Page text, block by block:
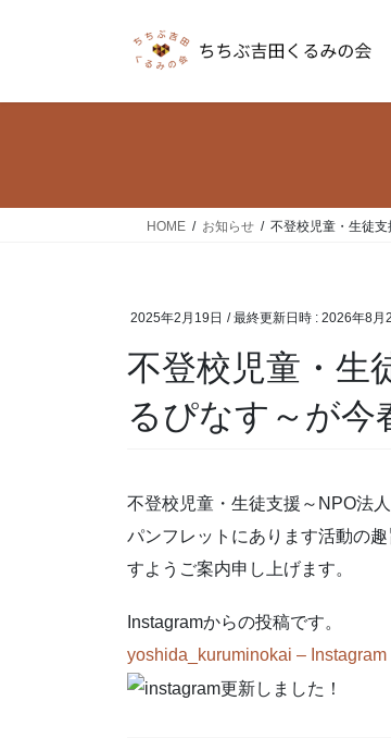
HOME お知らせ 不登校児童・生徒
2025年2月19日 / 最終更新日時 : 2026年8月
不登校児童・生
るぴなす～が今
不登校児童・生徒支援～NPO法
パンフレットにあります活動の
すようご案内申し上げます。
Instagramからの投稿です。
yoshida_kuruminokai – Instagram